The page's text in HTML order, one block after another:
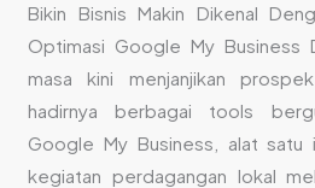
Bikin Bisnis Makin Dikenal
Optimasi Google My Business
masa kini menjanjikan
hadirnya berbagai tools
Google My Business, alat satu
kegiatan perdagangan lokal